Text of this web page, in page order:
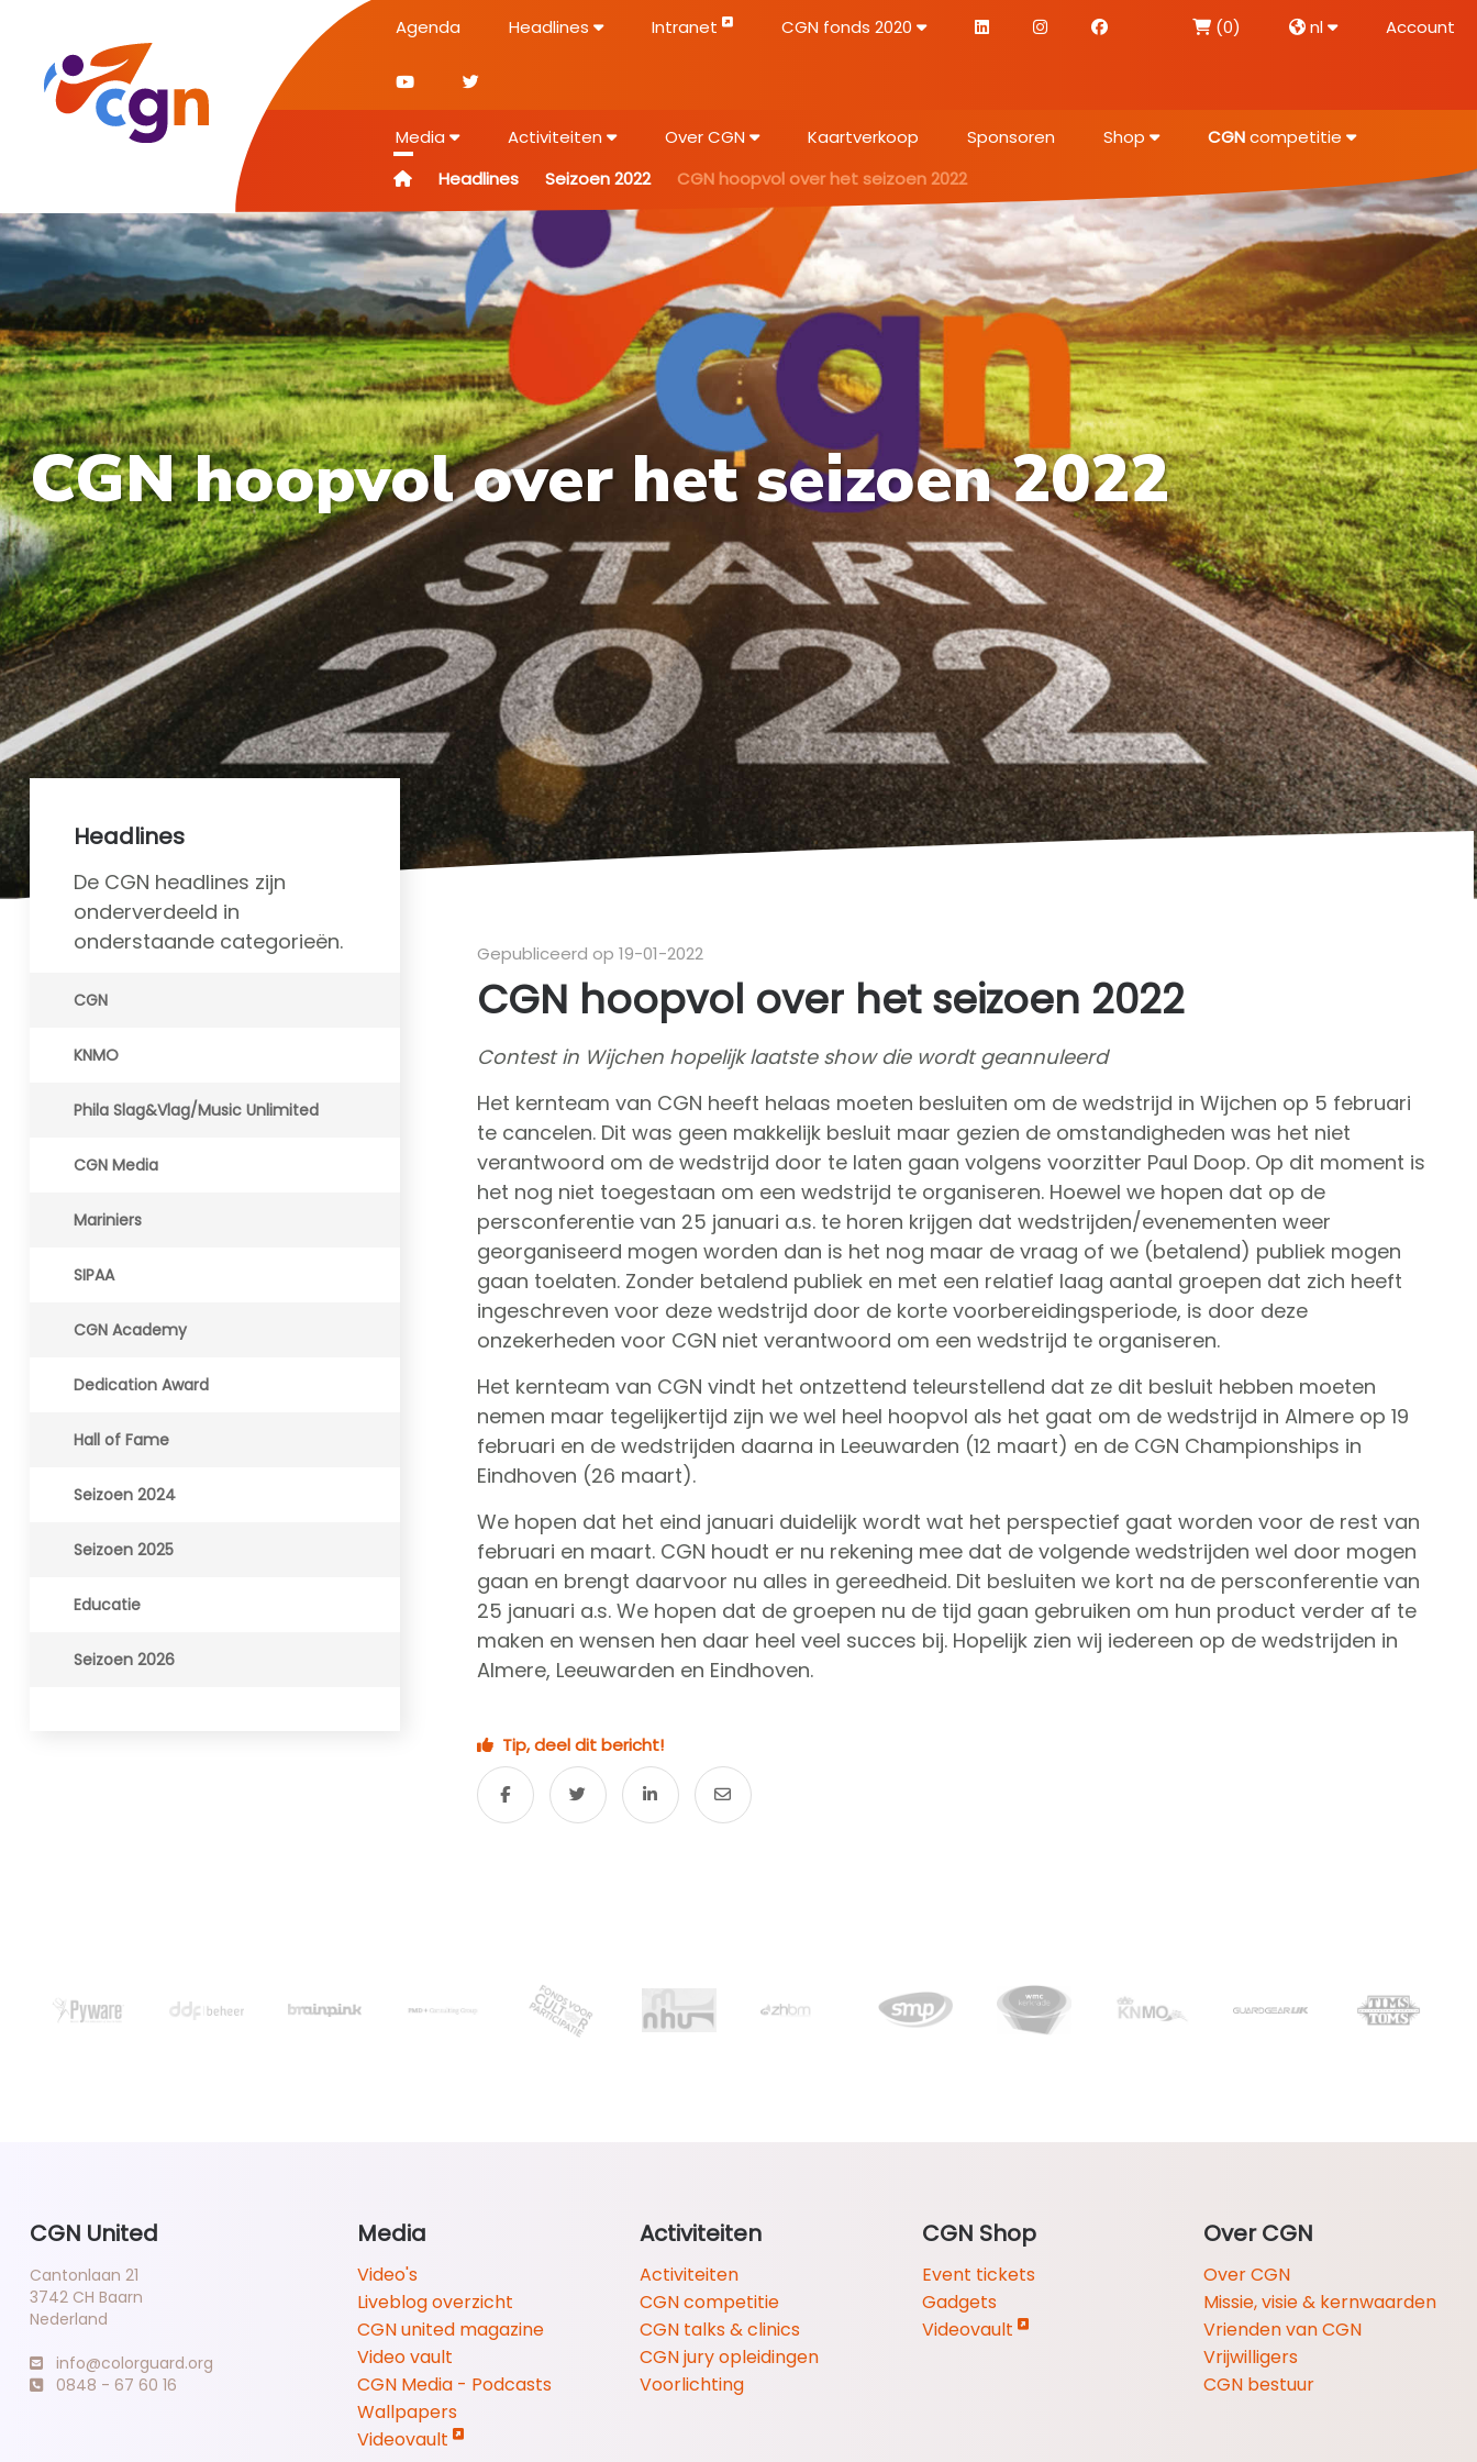
Agenda Headlines Intranet CGN fonds 2020 (0) nl Account
Media Activiteiten Over CGN Kaartverkoop Sponsoren Shop CGNcompetitie
Headlines
Seizoen 2022 CGN hoopvol over het seizoen 2022
CGN hoopvol over het seizoen 2022
Headlines
De CGN headlines zijn
onderverdeeld in
onderstaande categorieën.
CGN
KNMO
Phila Slag&Vlag/Music Unlimited
CGN Media
Mariniers
SIPAA
CGN Academy
Dedication Award
Hall of Fame
Seizoen 2024
Seizoen 2025
Educatie
Seizoen 2026
Gepubliceerd op 19-01-2022
CGN hoopvol over het seizoen 2022
Contest in Wijchen hopelijk laatste show die wordt geannuleerd
Het kernteam van CGN heeft helaas moeten besluiten om de wedstrijd in Wijchen op 5 februari
te cancelen. Dit was geen makkelijk besluit maar gezien de omstandigheden was het niet
verantwoord om de wedstrijd door te laten gaan volgens voorzitter Paul Doop. Op dit moment is
het nog niet toegestaan om een wedstrijd te organiseren. Hoewel we hopen dat op de
persconferentie van 25 januari a.s. te horen krijgen dat wedstrijden/evenementen weer
georganiseerd mogen worden dan is het nog maar de vraag of we (betalend) publiek mogen
gaan toelaten. Zonder betalend publiek en met een relatief laag aantal groepen dat zich heeft
ingeschreven voor deze wedstrijd door de korte voorbereidingsperiode, is door deze
onzekerheden voor CGN niet verantwoord om een wedstrijd te organiseren.
Het kernteam van CGN vindt het ontzettend teleurstellend dat ze dit besluit hebben moeten
nemen maar tegelijkertijd zijn we wel heel hoopvol als het gaat om de wedstrijd in Almere op 19
februari en de wedstrijden daarna in Leeuwarden (12 maart) en de CGN Championships in
Eindhoven (26 maart).
We hopen dat het eind januari duidelijk wordt wat het perspectief gaat worden voor de rest van
februari en maart. CGN houdt er nu rekening mee dat de volgende wedstrijden wel door mogen
gaan en brengt daarvoor nu alles in gereedheid. Dit besluiten we kort na de persconferentie van
25 januari a.s. We hopen dat de groepen nu de tijd gaan gebruiken om hun product verder af te
maken en wensen hen daar heel veel succes bij. Hopelijk zien wij iedereen op de wedstrijden in
Almere, Leeuwarden en Eindhoven.
Tip, deel dit bericht!
CGN United
Cantonlaan 21
3742 CH Baarn
Nederland
info@colorguard.org
0848 - 67 60 16
Media
Video's
Liveblog overzicht
CGN united magazine
Video vault
CGN Media - Podcasts
Wallpapers
Videovault
Activiteiten
Activiteiten
CGN competitie
CGN talks & clinics
CGN jury opleidingen
Voorlichting
CGN Shop
Event tickets
Gadgets
Videovault
Over CGN
Over CGN
Missie, visie & kernwaarden
Vrienden van CGN
Vrijwilligers
CGN bestuur